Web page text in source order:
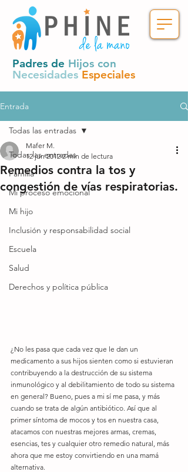
Padres de Hijos con
Necesidades Especiales
Entrada
Todas las entradas
Familia
Mi proceso emocional
Mi hijo
Inclusión y responsabilidad social
Escuela
Salud
Derechos y política pública
Todas las entradas
Remedios contra la tos y
congestión de vías respiratorias.
Mafer M.
12 jun 2012 2 min de lectura
¿No les pasa que cada vez que le dan un
medicamento a sus hijos sienten como si estuvieran
contribuyendo a la destrucción de su sistema
inmunológico y al debilitamiento de todo su sistema
en general? Bueno, pues a mi sí me pasa, y más
cuando se trata de algún antibiótico. Así que al
primer síntoma de mocos y tos en nuestra casa,
atacamos con nuestras mejores armas, cremas,
esencias, tes y cualquier otro remedio natural, más
ahora que me estoy convirtiendo en una mamá
alternativa.